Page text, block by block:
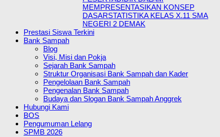
MEMPRESENTASIKAN KONSEP
DASARSTATISTIKA KELAS X.11 SMA
NEGERI 2 DEMAK
Prestasi Siswa Terkini
Bank Sampah
Blog
Visi, Misi dan Pokja
Sejarah Bank Sampah
Struktur Organisasi Bank Sampah dan Kader
Pengelolaan Bank Sampah
Pengenalan Bank Sampah
Budaya dan Slogan Bank Sampah Anggrek
Hubungi Kami
BOS
Pengumuman Lelang
SPMB 2026